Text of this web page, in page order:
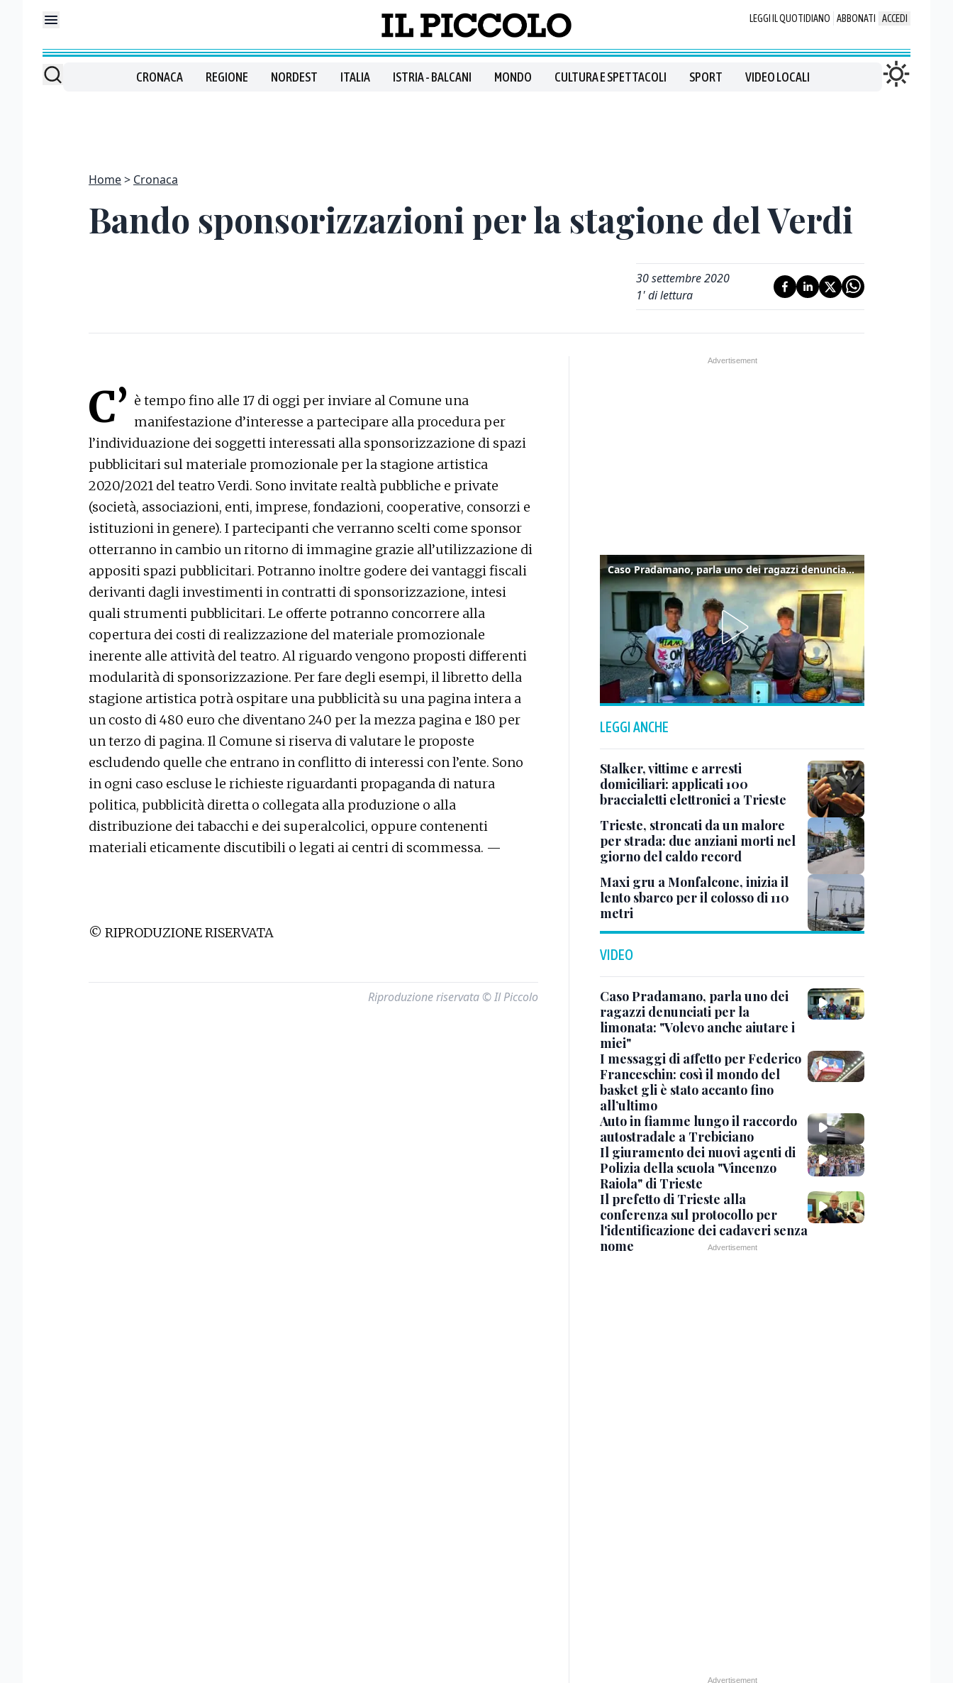
LEGGI IL QUOTIDIANO ABBONATI ACCEDI
CRONACA REGIONE NORDEST ITALIA ISTRIA - BALCANI MONDO CULTURA E SPETTACOLI SPORT VIDEO LOCALI
Home Cronaca
Bando sponsorizzazioni per la stagione del Verdi
30 settembre 2020
1' di lettura
C’ è tempo fino alle 17 di oggi per inviare al Comune una
manifestazione d’interesse a partecipare alla procedura per
l’individuazione dei soggetti interessati alla sponsorizzazione di spazi
pubblicitari sul materiale promozionale per la stagione artistica
2020/2021 del teatro Verdi. Sono invitate realtà pubbliche e private
(società, associazioni, enti, imprese, fondazioni, cooperative, consorzi e
istituzioni in genere). I partecipanti che verranno scelti come sponsor
otterranno in cambio un ritorno di immagine grazie all’utilizzazione di
appositi spazi pubblicitari. Potranno inoltre godere dei vantaggi fiscali
derivanti dagli investimenti in contratti di sponsorizzazione, intesi
quali strumenti pubblicitari. Le offerte potranno concorrere alla
copertura dei costi di realizzazione del materiale promozionale
inerente alle attività del teatro. Al riguardo vengono proposti differenti
modularità di sponsorizzazione. Per fare degli esempi, il libretto della
stagione artistica potrà ospitare una pubblicità su una pagina intera a
un costo di 480 euro che diventano 240 per la mezza pagina e 180 per
un terzo di pagina. Il Comune si riserva di valutare le proposte
escludendo quelle che entrano in conflitto di interessi con l’ente. Sono
in ogni caso escluse le richieste riguardanti propaganda di natura
politica, pubblicità diretta o collegata alla produzione o alla
distribuzione dei tabacchi e dei superalcolici, oppure contenenti
materiali eticamente discutibili o legati ai centri di scommessa. —
© RIPRODUZIONE RISERVATA
Riproduzione riservata © Il Piccolo
Caso Pradamano, parla uno dei ragazzi denunciati per la limonata: "Volevo anche aiutare i miei"
LEGGI ANCHE
Stalker, vittime e arresti
domiciliari: applicati 100
braccialetti elettronici a Trieste
Trieste, stroncati da un malore
per strada: due anziani morti nel
giorno del caldo record
Maxi gru a Monfalcone, inizia il
lento sbarco per il colosso di 110
metri
VIDEO
Caso Pradamano, parla uno dei
ragazzi denunciati per la
limonata: "Volevo anche aiutare i
miei"
I messaggi di affetto per Federico
Franceschin: così il mondo del
basket gli è stato accanto fino
all’ultimo
Auto in fiamme lungo il raccordo
autostradale a Trebiciano
Il giuramento dei nuovi agenti di
Polizia della scuola "Vincenzo
Raiola" di Trieste
Il prefetto di Trieste alla
conferenza sul protocollo per
l'identificazione dei cadaveri senza
nome